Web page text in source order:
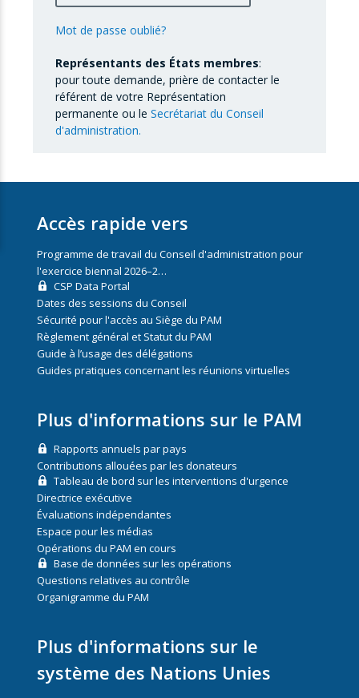
Mot de passe oublié?
Représentants des États membres:
pour toute demande, prière de contacter le
référent de votre Représentation
permanente ou le Secrétariat du Conseil
d'administration.
Accès rapide vers
Programme de travail du Conseil d'administration pour
l'exercice biennal 2026–2…
CSP Data Portal
Dates des sessions du Conseil
Sécurité pour l'accès au Siège du PAM
Règlement général et Statut du PAM
Guide à l’usage des délégations
Guides pratiques concernant les réunions virtuelles
Plus d'informations sur le PAM
Rapports annuels par pays
Contributions allouées par les donateurs
Tableau de bord sur les interventions d'urgence
Directrice exécutive
Évaluations indépendantes
Espace pour les médias
Opérations du PAM en cours
Base de données sur les opérations
Questions relatives au contrôle
Organigramme du PAM
Plus d'informations sur le
système des Nations Unies